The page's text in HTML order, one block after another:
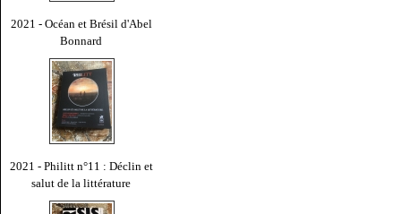
2021 - Océan et Brésil d'Abel
Bonnard
2021 - Philitt n°11 : Déclin et
salut de la littérature